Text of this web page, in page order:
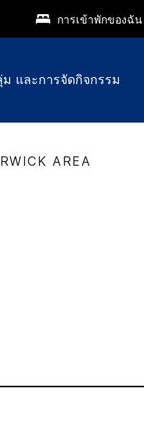
การเข้าพักของฉัน
ม และการจัดกิจกรรม
AREA